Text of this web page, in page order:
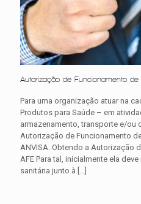
Autorização de Funcionamento de
Para uma organização atuar na
Produtos para Saúde – em
armazenamento, transporte e/ou
Autorização de Funcionamento
ANVISA. Obtendo a Autorização
AFE Para tal, inicialmente ela
sanitária junto à […]